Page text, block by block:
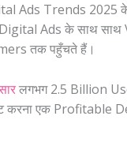
Ads Trends 2025
Ads के साथ साथ
तक पहुँचते हैं।
लगभग 2.5 Billion
एक Profitable